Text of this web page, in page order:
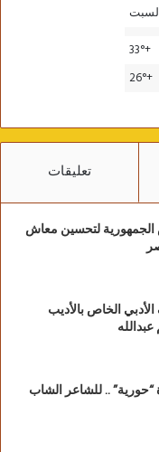
+
33°
+
26°
تعليقات
الجمهورية لتحسين معاش
الخاص بالأديب
عبدالله
“حورية” .. للشاعر الشاب